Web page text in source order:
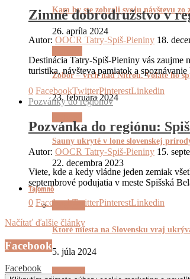
Kam by ste zobrali svoju návštevu zo
26. apríla 2024
Zobor – vrch nad Nitrou. Voláte ho
23. februára 2024
Sauny ukryté v lone slovenskej
22. decembra 2023
Tajomnô
Ktoré miesta na Slovensku vraj
5. júla 2024
Tajomnô
Zimné dobrodružstvo v
Autor: OOCR Tatry-Spiš-Pieniny 18.
Destinácia Tatry-Spiš-Pieniny vás zaujme
turistika, návšteva pamiatok a
0 FacebookTwitterPinterestLinkedin
Pozvánky do regiónov
Pozvánka do regiónu:
Autor: OOCR Tatry-Spiš-Pieniny 15.
Viete, kde a kedy vládne jeden zemiak
septembrové podujatia v meste Spišská
0 FacebookTwitterPinterestLinkedin
Načítať ďalšie články
Facebook
Facebook